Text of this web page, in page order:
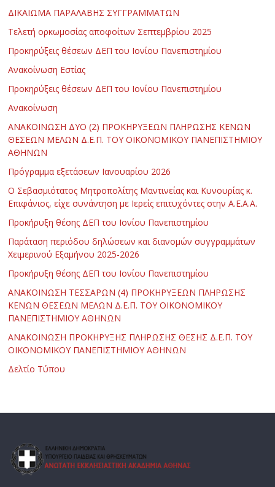
ΔΙΚΑΙΩΜΑ ΠΑΡΑΛΑΒΗΣ ΣΥΓΓΡΑΜΜΑΤΩΝ
Τελετή ορκωμοσίας αποφοίτων Σεπτεμβρίου 2025
Προκηρύξεις θέσεων ΔΕΠ του Ιονίου Πανεπιστημίου
Ανακοίνωση Εστίας
Προκηρύξεις θέσεων ΔΕΠ του Ιονίου Πανεπιστημίου
Ανακοίνωση
ΑΝΑΚΟΙΝΩΣΗ ΔΥΟ (2) ΠΡΟΚΗΡΥΞΕΩΝ ΠΛΗΡΩΣΗΣ ΚΕΝΩΝ
ΘΕΣΕΩΝ ΜΕΛΩΝ Δ.Ε.Π. ΤΟΥ ΟΙΚΟΝΟΜΙΚΟΥ ΠΑΝΕΠΙΣΤΗΜΙΟΥ
ΑΘΗΝΩΝ
Πρόγραμμα εξετάσεων Ιανουαρίου 2026
Ο Σεβασμιότατος Μητροπολίτης Μαντινείας και Κυνουρίας κ.
Επιφάνιος, είχε συνάντηση με Ιερείς επιτυχόντες στην Α.Ε.Α.Α.
Προκήρυξη θέσης ΔΕΠ του Ιονίου Πανεπιστημίου
Παράταση περιόδου δηλώσεων και διανομών συγγραμμάτων
Χειμερινού Εξαμήνου 2025-2026
Προκήρυξη θέσης ΔΕΠ του Ιονίου Πανεπιστημίου
ΑΝΑΚΟΙΝΩΣΗ ΤΕΣΣΑΡΩΝ (4) ΠΡΟΚΗΡΥΞΕΩΝ ΠΛΗΡΩΣΗΣ
ΚΕΝΩΝ ΘΕΣΕΩΝ ΜΕΛΩΝ Δ.Ε.Π. ΤΟΥ ΟΙΚΟΝΟΜΙΚΟΥ
ΠΑΝΕΠΙΣΤΗΜΙΟΥ ΑΘΗΝΩΝ
ΑΝΑΚΟΙΝΩΣΗ ΠΡΟΚΗΡΥΞΗΣ ΠΛΗΡΩΣΗΣ ΘΕΣΗΣ Δ.Ε.Π. ΤΟΥ
ΟΙΚΟΝΟΜΙΚΟΥ ΠΑΝΕΠΙΣΤΗΜΙΟΥ ΑΘΗΝΩΝ
Δελτίο Τύπου